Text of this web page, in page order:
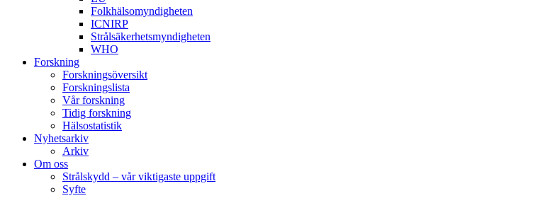
Folkhälsomyndigheten
ICNIRP
Strålsäkerhetsmyndigheten
WHO
Forskning
Forskningsöversikt
Forskningslista
Vår forskning
Tidig forskning
Hälsostatistik
Nyhetsarkiv
Arkiv
Om oss
Strålskydd – vår viktigaste uppgift
Syfte